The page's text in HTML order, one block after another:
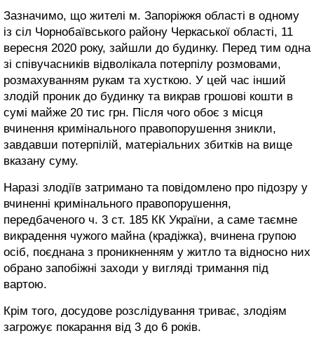
Зазначимо, що жителі м. Запоріжжя області в одному
із сіл Чорнобаївського району Черкаської області, 11
вересня 2020 року, зайшли до будинку. Перед тим одна
зі співучасників відволікала потерпілу розмовами,
розмахуванням рукам та хусткою. У цей час інший
злодій проник до будинку та викрав грошові кошти в
сумі майже 20 тис грн. Після чого обоє з місця
вчинення кримінального правопорушення зникли,
завдавши потерпілій, матеріальних збитків на вище
вказану суму.
Наразі злодіїв затримано та повідомлено про підозру у
вчиненні кримінального правопорушення,
передбаченого ч. 3 ст. 185 КК України, а саме таємне
викрадення чужого майна (крадіжка), вчинена групою
осіб, поєднана з проникненням у житло та відносно них
обрано запобіжні заходи у вигляді тримання під
вартою.
Крім того, досудове розслідування триває, злодіям
загрожує покарання від 3 до 6 років.